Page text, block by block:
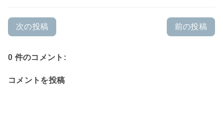
次の投稿 前の投稿
0 件のコメント:
コメントを投稿